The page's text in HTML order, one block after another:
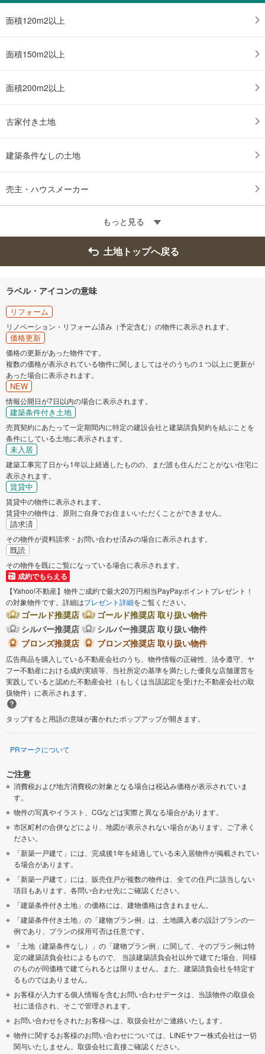
面積120m2以上
面積150m2以上
面積200m2以上
古家付き土地
建築条件なしの土地
売主・ハウスメーカー
もっと見る
土地トップへ戻る
ラベル・アイコンの意味
リフォーム
リノベーション・リフォーム済み（予定含む）の物件に表示されます。
価格更新
価格の更新があった物件です。
複数の価格が表示されている物件に関しましてはそのうちの１つ以上に更新が
あった場合に表示されます。
NEW
情報公開日が7日以内の場合に表示されます。
建築条件付き土地
売買契約にあたって一定期間内に特定の建設会社と建築請負契約を結ぶことを
条件にしている土地に表示されます。
未入居
建築工事完了日から1年以上経過したものの、まだ誰も住んだことがない住宅に
表示されます。
賃貸中
賃貸中の物件に表示されます。
賃貸中の物件は、原則ご自身でお住まいいただくことができません。
請求済
その物件が資料請求・お問い合わせ済みの場合に表示されます。
既読
その物件を既にご覧になっている場合に表示されます。
成約でもらえる
【Yahoo!不動産】物件ご成約で最大20万円相当PayPayポイントプレゼント！
の対象物件です。詳細はプレゼント詳細をご覧ください。
ゴールド推奨店
ゴールド推奨店 取り扱い物件
シルバー推奨店
シルバー推奨店 取り扱い物件
ブロンズ推奨店
ブロンズ推奨店 取り扱い物件
広告商品を購入している不動産会社のうち、物件情報の正確性、法令遵守、ヤ
フー不動産における成約実績等、当社所定の基準を満たした優良な店舗運営を
実践していると認めた不動産会社（もしくは当該認定を受けた不動産会社の取
扱物件）に表示されます。
タップすると用語の意味が書かれたポップアップが開きます。
PRマークについて
ご注意
消費税および地方消費税の対象となる場合は税込み価格が表示されていま
す。
物件の写真やイラスト、CGなどは実際と異なる場合があります。
市区町村の合併などにより、地図が表示されない場合があります。ご了承く
ださい。
「新築一戸建て」には、完成後1年を経過している未入居物件が掲載されてい
る場合があります。
「新築一戸建て」には、販売住戸が複数の物件は、全ての住戸に該当しない
項目もあります。各問い合わせ先にご確認ください。
「建築条件付き土地」の価格には、建物価格は含まれません。
「建築条件付き土地」の「建物プラン例」は、土地購入者の設計プランの一
例であり、プランの採用可否は任意です。
「土地（建築条件なし）」の「建物プラン例」に関して、そのプラン例は特
定の建築請負会社によるもので、 当該建築請負会社以外で建てた場合、同様
のものが同価格で建てられるとは限りません。また、建築請負会社を特定す
るものではありません。
お客様が入力する個人情報を含むお問い合わせデータは、当該物件の取扱会
社に送信され、そこで管理されます。
お問い合わせをされたお客様へは、取扱会社がご連絡いたします。
物件に関するお客様のお問い合わせについては、LINEヤフー株式会社は一切
関与いたしません。取扱会社に直接ご確認ください。